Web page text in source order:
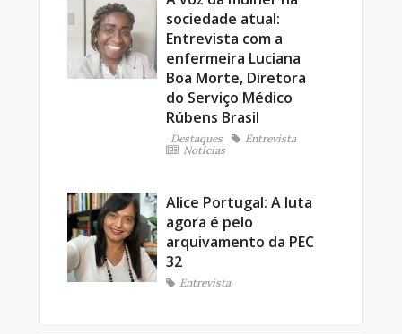
sociedade atual:
Entrevista com a
enfermeira Luciana
Boa Morte, Diretora
do Serviço Médico
Rúbens Brasil
Destaques
Entrevista
Notícias
Alice Portugal: A luta
agora é pelo
arquivamento da PEC
32
Entrevista